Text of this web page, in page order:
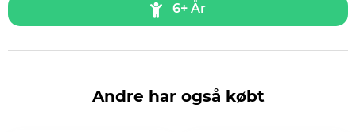
6+ År
Andre har også købt